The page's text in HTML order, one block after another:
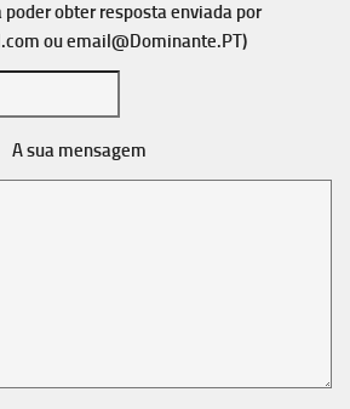
obter resposta enviada por
ouemail@Dominante.PT)
A sua mensagem